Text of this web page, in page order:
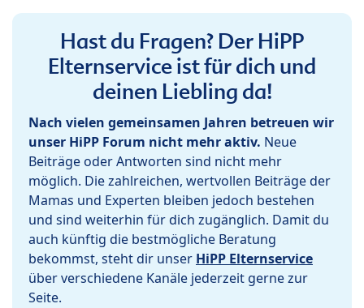
Hast du Fragen? Der HiPP
Elternservice ist für dich und
deinen Liebling da!
Nach vielen gemeinsamen Jahren betreuen wir
unser HiPP Forum nicht mehr aktiv. Neue
Beiträge oder Antworten sind nicht mehr
möglich. Die zahlreichen, wertvollen Beiträge der
Mamas und Experten bleiben jedoch bestehen
und sind weiterhin für dich zugänglich. Damit du
auch künftig die bestmögliche Beratung
bekommst, steht dir unser HiPP Elternservice
über verschiedene Kanäle jederzeit gerne zur
Seite.